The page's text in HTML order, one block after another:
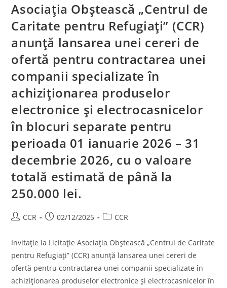
Asociația Obștească „Centrul de
Caritate pentru Refugiați” (CCR)
anunță lansarea unei cereri de
ofertă pentru contractarea unei
companii specializate în
achiziționarea produselor
electronice și electrocasnicelor
în blocuri separate pentru
perioada 01 ianuarie 2026 – 31
decembrie 2026, cu o valoare
totală estimată de până la
250.000 lei.
CCR 02/12/2025 CCR
Invitație la Licitație Asociația Obștească „Centrul de Caritate
pentru Refugiați” (CCR) anunță lansarea unei cereri de
ofertă pentru contractarea unei companii specializate în
achiziționarea produselor electronice și electrocasnicelor în